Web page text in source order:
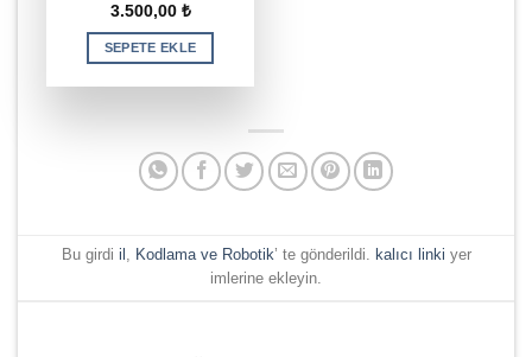
3.500,00 ₺
SEPETE EKLE
Bu girdi il , Kodlama ve Robotik’ te gönderildi. kalıcı linki yer
imlerine ekleyin.